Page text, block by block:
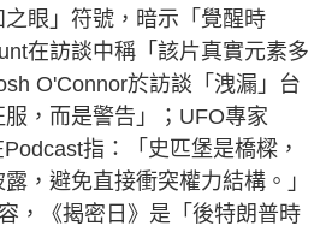
眼」符號，暗示「覺醒時
在訪談中稱「該片真實元素多
O'Connor於訪談「洩漏」台
，而是警告」；UFO專家
指：「史匹堡是橋樑，
，避免直接衝突權力結構。」
，《揭密日》是「後特朗普時